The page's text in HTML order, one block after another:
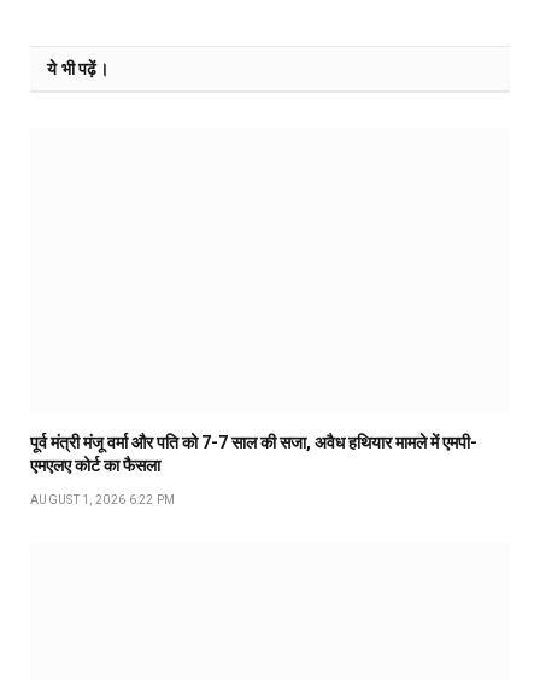
ये भी पढ़ें।
पूर्व मंत्री मंजू वर्मा और पति को 7-7 साल की सजा, अवैध हथियार मामले में एमपी-
एमएलए कोर्ट का फैसला
AUGUST 1, 2026 6:22 PM